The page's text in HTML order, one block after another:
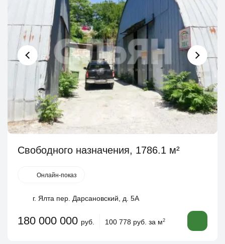
Свободного назначения, 1786.1 м²
Онлайн-показ
г. Ялта пер. Дарсановский, д. 5А
180 000 000 руб. 100 778 руб. за м2